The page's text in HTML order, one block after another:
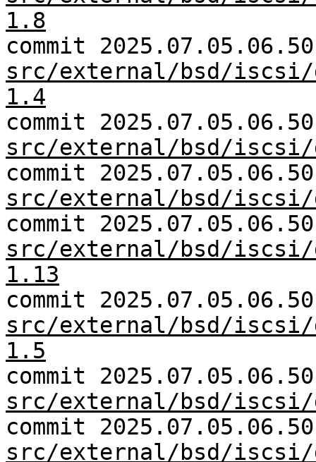
1.8
commit
src/external/bsd/iscsi/
1.4
commit
src/external/bsd/
commit
src/external/bsd/
commit
src/external/bsd/
1.13
commit
src/external/bsd/
1.5
commit
src/external/bsd/
commit
src/external/bsd/